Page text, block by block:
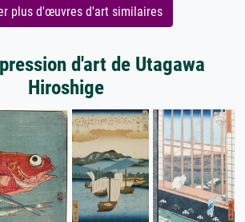
plus d'œuvres d'art similaires
d'art de Utagawa
Hiroshige